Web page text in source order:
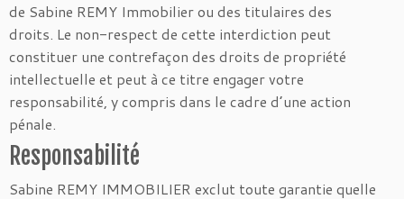
de Sabine REMY Immobilier ou des titulaires des
droits. Le non-respect de cette interdiction peut
constituer une contrefaçon des droits de propriété
intellectuelle et peut à ce titre engager votre
responsabilité, y compris dans le cadre d’une action
pénale.
Responsabilité
Sabine REMY IMMOBILIER exclut toute garantie quelle